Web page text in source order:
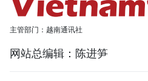
主管部门：越南通讯社
网站总编辑：陈进笋